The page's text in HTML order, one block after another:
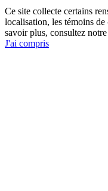
Ce site collecte certains
localisation, les témoins
savoir plus, consultez notre
J'ai compris